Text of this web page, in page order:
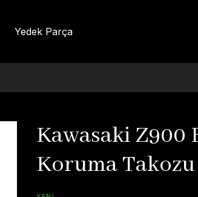
Yedek Parça
Kawasaki Z900
Koruma Takozu